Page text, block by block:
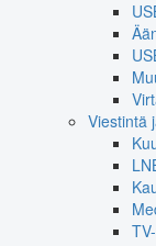
Viestintä